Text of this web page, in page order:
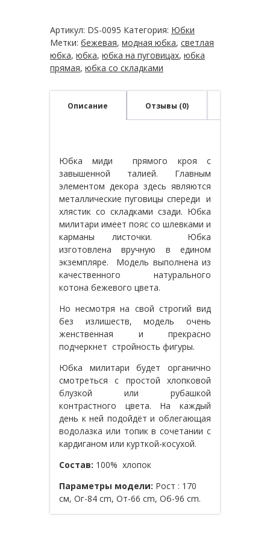
кроя
Артикул: DS-0095 Категория: Юбки
Метки: бежевая, модная юбка, светлая
юбка, юбка, юбка на пуговицах, юбка
прямая, юбка со складками
Описание Отзывы (0)
Юбка миди прямого кроя с
завышенной талией. Главным
элементом декора здесь являются
металлические пуговицы спереди и
хлястик со складками сзади. Юбка
милитари имеет пояс со шлевками и
карманы листочки. Юбка
изготовлена вручную в едином
экземпляре. Модель выполнена из
качественного натурального
котона бежевого цвета.
Но несмотря на свой строгий вид
без излишеств, модель очень
женственная и прекрасно
подчеркнет стройность фигуры.
Юбка милитари будет органично
смотреться с простой хлопковой
блузкой или рубашкой
контрастного цвета. На каждый
день к ней подойдёт и облегающая
водолазка или топик в сочетании с
кардиганом или курткой-косухой.
Состав: 100% хлопок
Параметры модели: Рост : 170
см, Ог-84 cm, От-66 cm, Об-96 cm.